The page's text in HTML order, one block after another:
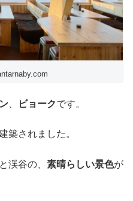
ビョークです。
築されました。
渓谷の、 素晴らしい景色が